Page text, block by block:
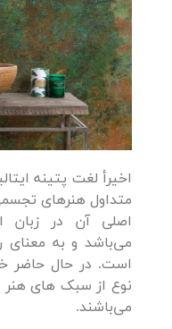
اخیرأ لغت پتینه
متداول هنرهای
می‌باشد و به معنای
است. در حال حاضر
نوع از سبک های هنر
می‌باشند.